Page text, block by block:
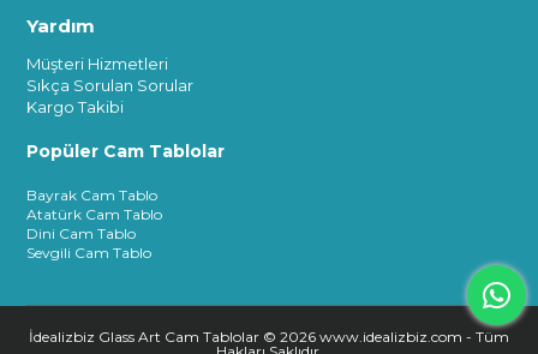
Yardım
Müşteri Hizmetleri
Sıkça Sorulan Sorular
Kargo Takibi
Popüler Cam Tablolar
Bayrak Cam Tablo
Atatürk Cam Tablo
Dini Cam Tablo
Sevgili Cam Tablo
İdealizbiz Glass Art Cam Tablolar © 2026 www.idealizbiz.com - Tüm